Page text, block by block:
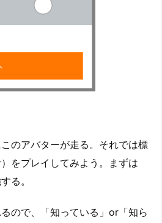
のアバターが走る。それでは標
をプレイしてみよう。まずは
る。
ので、「知っている」or「知ら